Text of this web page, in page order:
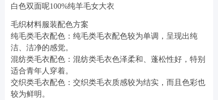
白色双面呢100%纯羊毛女大衣
毛织材料服装配色方案
纯毛类毛衣配色：纯毛类毛衣配色较为单调，呈现出纯
洁、洁净的感觉。
混纺类毛衣配色：混纺类毛衣色泽柔和、蓬松性好，特别
适合青年人穿着。
交织类毛衣配色：交织类毛衣质感较为结实，而且色彩也
较为鲜明。